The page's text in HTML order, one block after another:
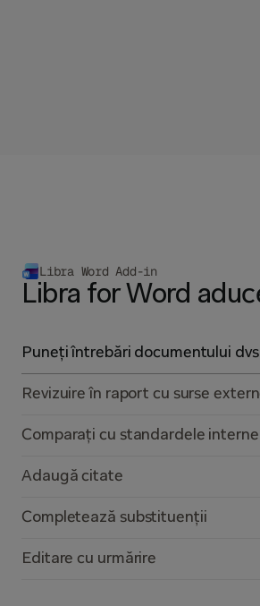
Libra Word Add-in
Libra for Word
Puneți întrebări documentului
Revizuire în raport cu surse
Comparați cu standardele interne
Adaugă citate
Completează substituenții
Editare cu urmărire